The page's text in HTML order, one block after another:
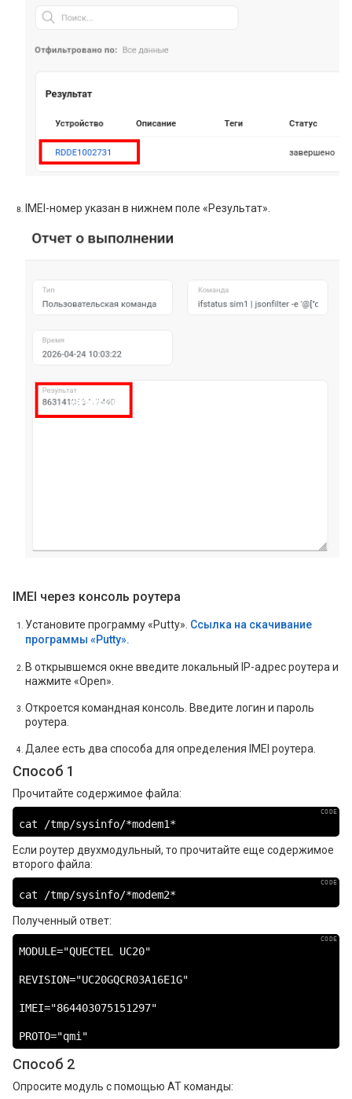
IMEI-номер указан в нижнем поле «Результат».
IMEI через консоль роутера
Установите программу «Putty». Ссылка на скачивание
программы «Putty».
В открывшемся окне введите локальный IP-адрес роутера и
нажмите «Open».
Откроется командная консоль. Введите логин и пароль
роутера.
Далее есть два способа для определения IMEI роутера.
Способ 1
Прочитайте содержимое файла:
cat /tmp/sysinfo/*modem1*
Если роутер двухмодульный, то прочитайте еще содержимое
второго файла:
cat /tmp/sysinfo/*modem2*
Полученный ответ:
MODULE="QUECTEL UC20"
REVISION="UC20GQCR03A16E1G"
IMEI="864403075151297"
PROTO="qmi"
Способ 2
Опросите модуль с помощью АТ команды: